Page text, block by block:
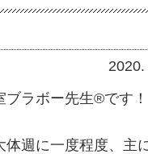
ラボー先生®です！
体週に一度程度、主